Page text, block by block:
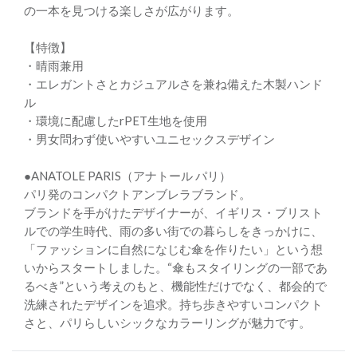
の一本を見つける楽しさが広がります。
【特徴】
・晴雨兼用
・エレガントさとカジュアルさを兼ね備えた木製ハンド
ル
・環境に配慮したrPET生地を使用
・男女問わず使いやすいユニセックスデザイン
●ANATOLE PARIS（アナトール パリ）
パリ発のコンパクトアンブレラブランド。
ブランドを手がけたデザイナーが、イギリス・ブリスト
ルでの学生時代、雨の多い街での暮らしをきっかけに、
「ファッションに自然になじむ傘を作りたい」という想
いからスタートしました。“傘もスタイリングの一部であ
るべき”という考えのもと、機能性だけでなく、都会的で
洗練されたデザインを追求。持ち歩きやすいコンパクト
さと、パリらしいシックなカラーリングが魅力です。